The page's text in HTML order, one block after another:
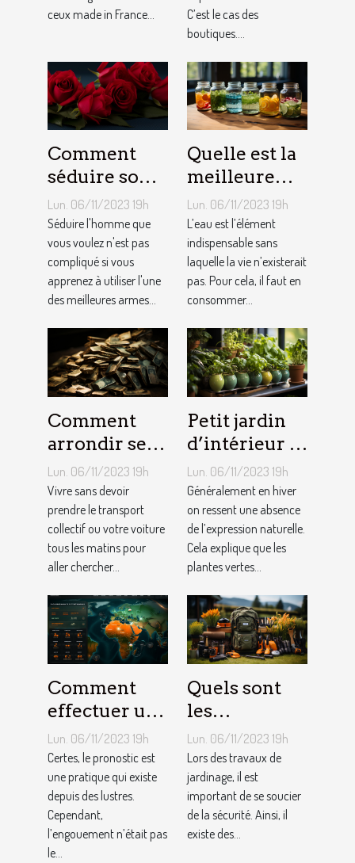
ceux made in France...
C’est le cas des
boutiques....
Comment
séduire son
homme ?
Lun. 06/11/2023 19h
Séduire l'homme que
vous voulez n'est pas
compliqué si vous
apprenez à utiliser l'une
des meilleures armes...
Quelle est la
meilleure
quantité
d’eau qu’il
faut au
quotidien ?
Lun. 06/11/2023 19h
L’eau est l’élément
indispensable sans
laquelle la vie n’existerait
pas. Pour cela, il faut en
consommer...
Comment
arrondir ses
fins du mois
avec
l’internet ?
Lun. 06/11/2023 19h
Vivre sans devoir
prendre le transport
collectif ou votre voiture
tous les matins pour
aller chercher...
Petit jardin
d’intérieur :
comment en
créer chez
soi ?
Lun. 06/11/2023 19h
Généralement en hiver
on ressent une absence
de l’expression naturelle.
Cela explique que les
plantes vertes...
Comment
effectuer un
pronostic en
ligne ?
Lun. 06/11/2023 19h
Certes, le pronostic est
une pratique qui existe
depuis des lustres.
Cependant,
l’engouement n’était pas
le...
Quels sont
les
équipements
pour le
jardinage ?
Lun. 06/11/2023 19h
Lors des travaux de
jardinage, il est
important de se soucier
de la sécurité. Ainsi, il
existe des...